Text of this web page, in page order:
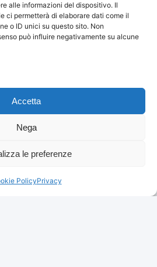
alle informazioni del dispositivo. Il
ci permetterà di elaborare dati come il
o ID unici su questo sito. Non
può influire negativamente su alcune
Accetta
Nega
le preferenze
PolicyPrivacy
Vedi storico